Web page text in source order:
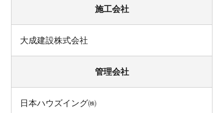
施工会社
大成建設株式会社
管理会社
日本ハウズイング㈱